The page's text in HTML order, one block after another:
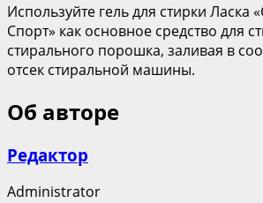
Используйте гель для стирки Ласка
Спорт» как основное средство для
стирального порошка, заливая в
отсек стиральной машины.
Об авторе
Редактор
Administrator